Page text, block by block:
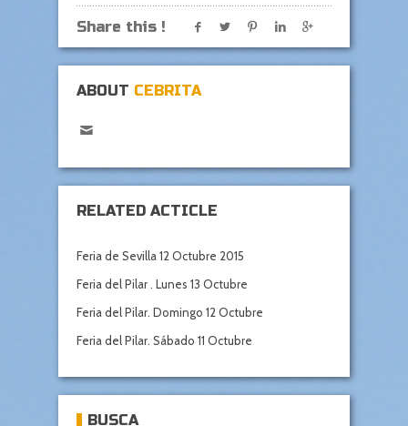
Share this !
ABOUT CEBRITA
RELATED ACTICLE
Feria de Sevilla 12 Octubre 2015
Feria del Pilar . Lunes 13 Octubre
Feria del Pilar. Domingo 12 Octubre
Feria del Pilar. Sábado 11 Octubre
BUSCA